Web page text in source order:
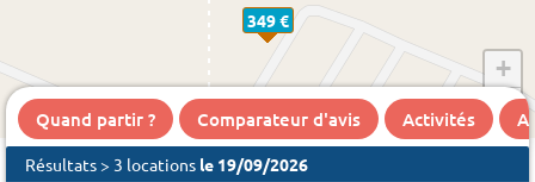
349 €
+
−
Quand partir ? Comparateur d'avis Activités A
Résultats > 3 locations le 19/09/2026